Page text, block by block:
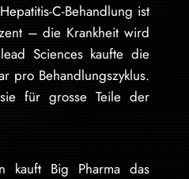
C-Behandlung ist
– die Krankheit wird
Sciences kaufte die
pro Behandlungszyklus.
für grosse Teile der
kauft Big Pharma das